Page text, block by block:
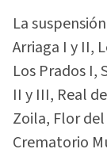
La
Arriaga I y II,
Los Prados I,
II y III, Real
Zoila, Flor
Crematorio